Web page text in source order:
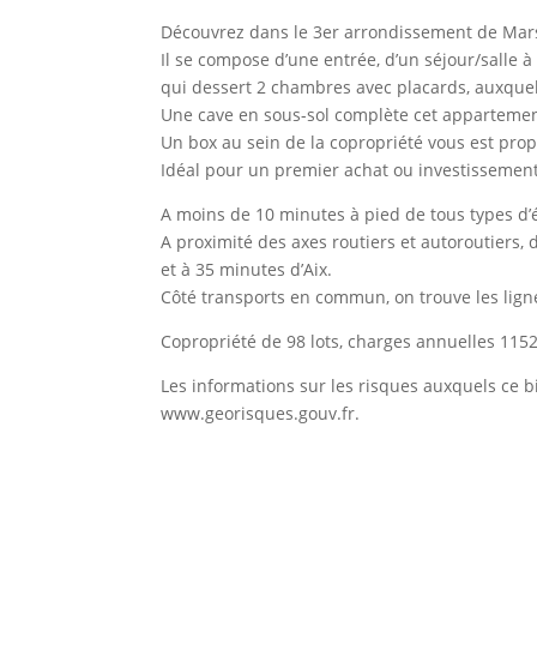
Découvrez dans le 3er arrondissement de
Il se compose d’une entrée, d’un séjour/
qui dessert 2 chambres avec placards,
Une cave en sous-sol complète cet
Un box au sein de la copropriété vous est
Idéal pour un premier achat ou
A moins de 10 minutes à pied de tous types
A proximité des axes routiers et autoroutiers,
et à 35 minutes d’Aix.
Côté transports en commun, on trouve les
Copropriété de 98 lots, charges annuelles
Les informations sur les risques auxquels ce
www.georisques.gouv.fr.